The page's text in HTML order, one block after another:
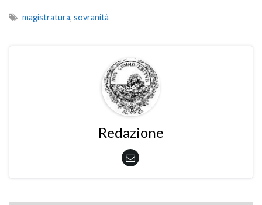
magistratura, sovranità
Redazione